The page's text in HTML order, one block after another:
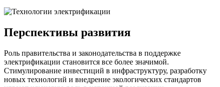
Перспективы развития
Роль правительства и законодательства в поддержке
электрификации становится все более значимой.
Стимулирование инвестиций в инфраструктуру, разработку
новых технологий и внедрение экологических стандартов